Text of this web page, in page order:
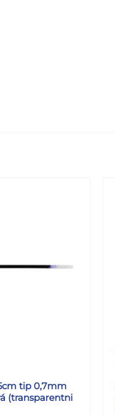
tip 0,7mm
(transparentni